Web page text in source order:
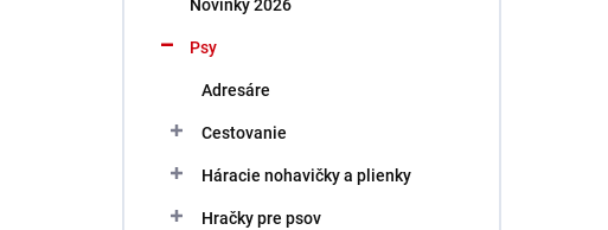
Novinky 2026
Psy
Adresáre
Cestovanie
Háracie nohavičky a plienky
Hračky pre psov